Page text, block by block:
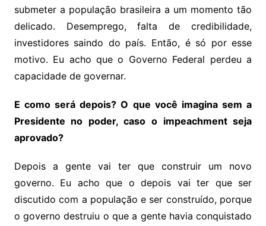
submeter a população brasileira a um momento tão
delicado. Desemprego, falta de credibilidade,
investidores saindo do país. Então, é só por esse
motivo. Eu acho que o Governo Federal perdeu a
capacidade de governar.
E como será depois? O que você imagina sem a
Presidente no poder, caso o impeachment seja
aprovado?
Depois a gente vai ter que construir um novo
governo. Eu acho que o depois vai ter que ser
discutido com a população e ser construído, porque
o governo destruiu o que a gente havia conquistado